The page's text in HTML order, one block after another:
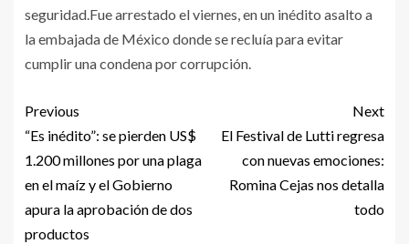
seguridad.Fue arrestado el viernes, en un inédito asalto a
la embajada de México donde se recluía para evitar
cumplir una condena por corrupción.
Previous
“Es inédito”: se pierden US$
1.200 millones por una plaga
en el maíz y el Gobierno
apura la aprobación de dos
productos
Next
El Festival de Lutti regresa
con nuevas emociones:
Romina Cejas nos detalla
todo